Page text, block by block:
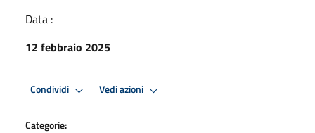
Data :
12 febbraio 2025
Condividi Vedi azioni
Categorie: